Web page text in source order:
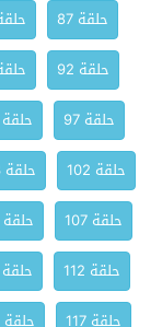
حلقة 87
حلقة 92
حلقة
حلقة 97
حلقة
حلقة 102
حلقة 103
حلقة 107
حلقة
حلقة 112
حلقة 113
حلقة 117
حلقة 118